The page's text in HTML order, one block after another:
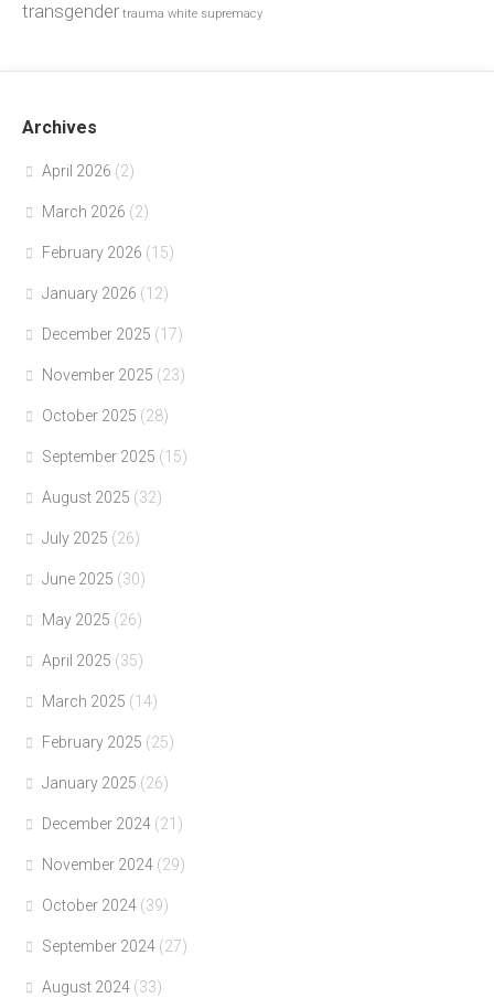
transgender trauma white supremacy
Archives
April 2026 (2)
March 2026 (2)
February 2026 (15)
January 2026 (12)
December 2025 (17)
November 2025 (23)
October 2025 (28)
September 2025 (15)
August 2025 (32)
July 2025 (26)
June 2025 (30)
May 2025 (26)
April 2025 (35)
March 2025 (14)
February 2025 (25)
January 2025 (26)
December 2024 (21)
November 2024 (29)
October 2024 (39)
September 2024 (27)
August 2024 (33)